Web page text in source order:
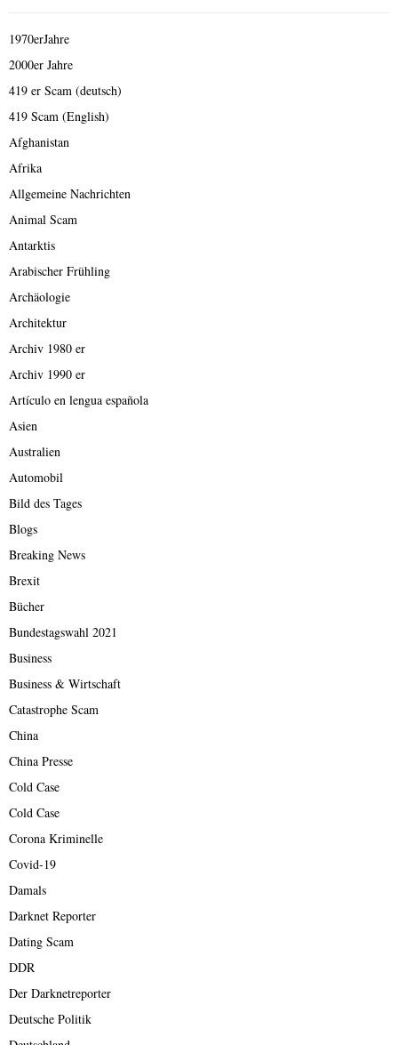
1970erJahre
2000er Jahre
419 er Scam (deutsch)
419 Scam (English)
Afghanistan
Afrika
Allgemeine Nachrichten
Animal Scam
Antarktis
Arabischer Frühling
Archäologie
Architektur
Archiv 1980 er
Archiv 1990 er
Artículo en lengua española
Asien
Australien
Automobil
Bild des Tages
Blogs
Breaking News
Brexit
Bücher
Bundestagswahl 2021
Business
Business & Wirtschaft
Catastrophe Scam
China
China Presse
Cold Case
Cold Case
Corona Kriminelle
Covid-19
Damals
Darknet Reporter
Dating Scam
DDR
Der Darknetreporter
Deutsche Politik